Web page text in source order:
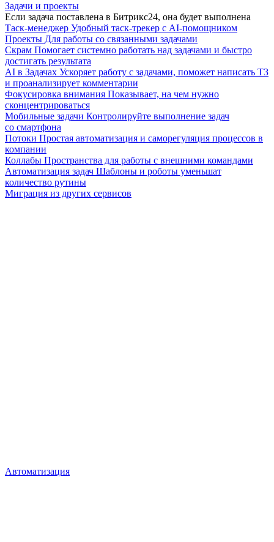
Задачи и проекты
Если задача поставлена в Битрикс24, она будет выполнена
Таск-менеджер Удобный таск-трекер с AI-помощником
Проекты Для работы со связанными задачами
Скрам Помогает системно работать над задачами и быстро
достигать результата
AI в Задачах Ускоряет работу с задачами, поможет написать ТЗ
и проанализирует комментарии
Фокусировка внимания Показывает, на чем нужно
сконцентрироваться
Мобильные задачи Контролируйте выполнение задач
со смартфона
Потоки Простая автоматизация и саморегуляция процессов в
компании
Коллабы Пространства для работы с внешними командами
Автоматизация задач Шаблоны и роботы уменьшат
количество рутины
Миграция из других сервисов
Автоматизация